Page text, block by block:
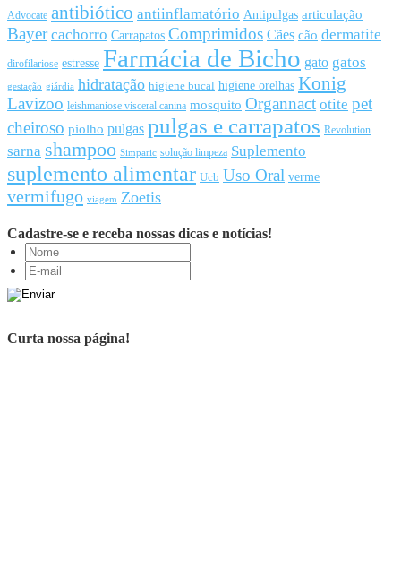
Advocate antibiótico antiinflamatório Antipulgas articulação
Bayer cachorro Carrapatos Comprimidos Cães cão dermatite
dirofilariose estresse Farmácia de Bicho gato gatos
gestação giárdia hidratação higiene bucal higiene orelhas Konig
Lavizoo leishmaniose visceral canina mosquito Organnact otite pet
cheiroso piolho pulgas pulgas e carrapatos Revolution
sarna shampoo Simparic solução limpeza Suplemento
suplemento alimentar Ucb Uso Oral verme
vermifugo viagem Zoetis
Cadastre-se e receba nossas dicas e notícias!
Curta nossa página!